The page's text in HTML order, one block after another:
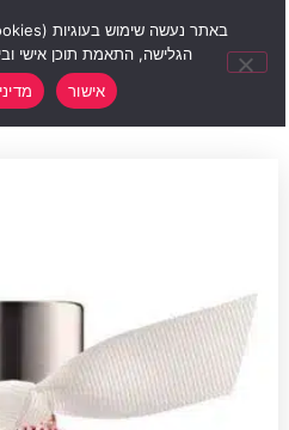
הגלישה, התאמת תוכן אישי
אישור